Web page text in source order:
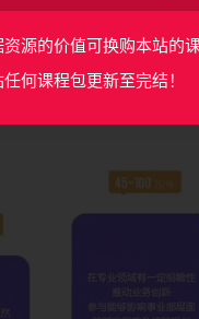
资源的价值可换购本站的
任何课程包更新至完结！